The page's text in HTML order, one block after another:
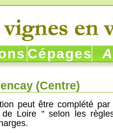
Cépages
(Centre)
peut être complété par
de Loire " selon les